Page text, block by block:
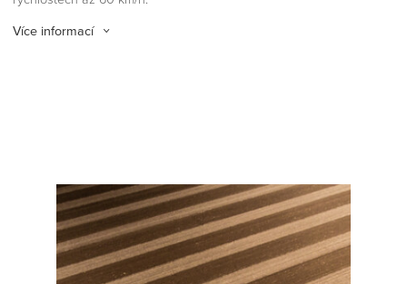
Více informací